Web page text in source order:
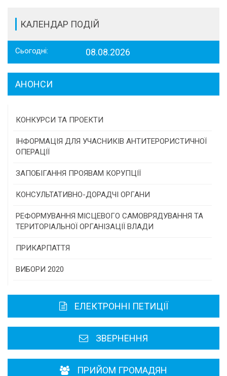
КАЛЕНДАР ПОДІЙ
Сьогодні: 08.08.2026
АНОНСИ
КОНКУРСИ ТА ПРОЕКТИ
Конкурс проектів та програм місцевого
самоврядування
Конкурс інститутів громадянського суспільства
Програми/конкурси МТД
ІНФОРМАЦІЯ ДЛЯ УЧАСНИКІВ АНТИТЕРОРИСТИЧНОЇ
ОПЕРАЦІЇ
ЗАПОБІГАННЯ ПРОЯВАМ КОРУПЦІЇ
КОНСУЛЬТАТИВНО-ДОРАДЧІ ОРГАНИ
Консультативна рада
РЕФОРМУВАННЯ МІСЦЕВОГО САМОВРЯДУВАННЯ ТА
ТЕРИТОРІАЛЬНОЇ ОРГАНІЗАЦІЇ ВЛАДИ
ПРИКАРПАТТЯ
Історична довідка
Районні, міські ради
ВИБОРИ 2020
ЕЛЕКТРОННІ ПЕТИЦІЇ
ЗВЕРНЕННЯ
ПРИЙОМ ГРОМАДЯН